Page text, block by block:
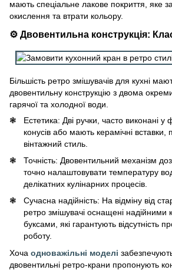
мають спеціальне лакове покриття, яке
окислення та втрати кольору.
⚙️ Двовентильна конструкція:
Більшість ретро змішувачів для кухні
двовентильну конструкцію з двома
гарячої та холодної води.
Естетика: Дві ручки, часто виконані у
конусів або мають керамічні вставки,
вінтажний стиль.
Точність: Двовентильний механізм
точно налаштовувати температуру
делікатних кулінарних процесів.
Сучасна надійність: На відміну від
ретро змішувачі оснащені надійними
буксами, які гарантують відсутність
роботу.
Хоча одноважільні моделі
двовентильні ретро-крани пропонують